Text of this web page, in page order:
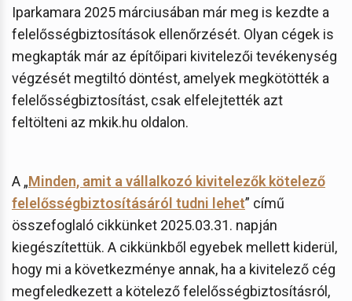
Iparkamara 2025 márciusában már meg is kezdte a
felelősségbiztosítások ellenőrzését. Olyan cégek is
megkapták már az építőipari kivitelezői tevékenység
végzését megtiltó döntést, amelyek megkötötték a
felelősségbiztosítást, csak elfelejtették azt
feltölteni az mkik.hu oldalon.
A „Minden, amit a vállalkozó kivitelezők kötelező
felelősségbiztosításáról tudni lehet” című
összefoglaló cikkünket 2025.03.31. napján
kiegészítettük. A cikkünkből egyebek mellett kiderül,
hogy mi a következménye annak, ha a kivitelező cég
megfeledkezett a kötelező felelősségbiztosításról,